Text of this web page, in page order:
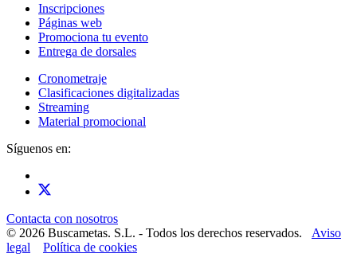
Inscripciones
Páginas web
Promociona tu evento
Entrega de dorsales
Cronometraje
Clasificaciones digitalizadas
Streaming
Material promocional
Síguenos en:
Contacta con nosotros
© 2026 Buscametas. S.L. - Todos los derechos reservados. Aviso
legal
Política de cookies